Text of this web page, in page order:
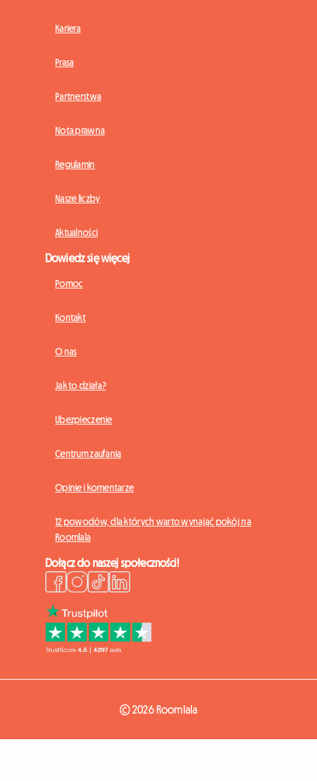
Kariera
Prasa
Partnerstwa
Nota prawna
Regulamin
Nasze liczby
Aktualności
Dowiedz się więcej
Pomoc
Kontakt
O nas
Jak to działa?
Ubezpieczenie
Centrum zaufania
Opinie i komentarze
12 powodów, dla których warto wynająć pokój na
Roomlala
Dołącz do naszej społeczności!
© 2026 Roomlala